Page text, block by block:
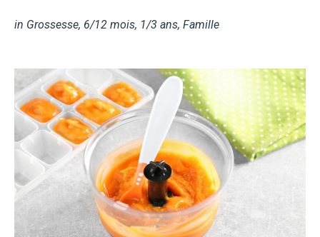
in Grossesse, 6/12 mois, 1/3 ans, Famille